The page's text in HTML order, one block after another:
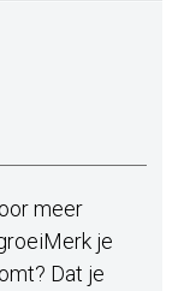
meer
je
Dat je